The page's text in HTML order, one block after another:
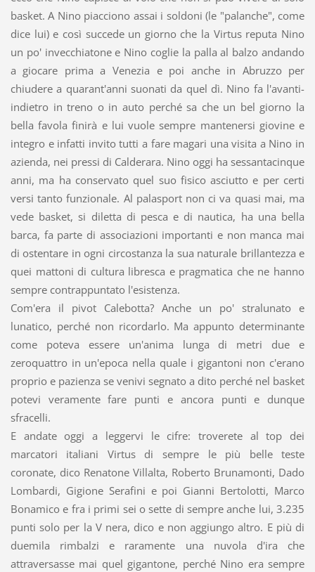
basket. A Nino piacciono assai i soldoni (le "palanche", come
dice lui) e così succede un giorno che la Virtus reputa Nino
un po' invecchiatone e Nino coglie la palla al balzo andando
a giocare prima a Venezia e poi anche in Abruzzo per
chiudere a quarant'anni suonati da quel dì. Nino fa l'avanti-
indietro in treno o in auto perché sa che un bel giorno la
bella favola finirà e lui vuole sempre mantenersi giovine e
integro e infatti invito tutti a fare magari una visita a Nino in
azienda, nei pressi di Calderara. Nino oggi ha sessantacinque
anni, ma ha conservato quel suo fisico asciutto e per certi
versi tanto funzionale. Al palasport non ci va quasi mai, ma
vede basket, si diletta di pesca e di nautica, ha una bella
barca, fa parte di associazioni importanti e non manca mai
di ostentare in ogni circostanza la sua naturale brillantezza e
quei mattoni di cultura libresca e pragmatica che ne hanno
sempre contrappuntato l'esistenza.
Com'era il pivot Calebotta? Anche un po' stralunato e
lunatico, perché non ricordarlo. Ma appunto determinante
come poteva essere un'anima lunga di metri due e
zeroquattro in un'epoca nella quale i gigantoni non c'erano
proprio e pazienza se venivi segnato a dito perché nel basket
potevi veramente fare punti e ancora punti e dunque
sfracelli.
E andate oggi a leggervi le cifre: troverete al top dei
marcatori italiani Virtus di sempre le più belle teste
coronate, dico Renatone Villalta, Roberto Brunamonti, Dado
Lombardi, Gigione Serafini e poi Gianni Bertolotti, Marco
Bonamico e fra i primi sei o sette di sempre anche lui, 3.235
punti solo per la V nera, dico e non aggiungo altro. E più di
duemila rimbalzi e raramente una nuvola d'ira che
attraversasse mai quel gigantone, perché Nino era sempre